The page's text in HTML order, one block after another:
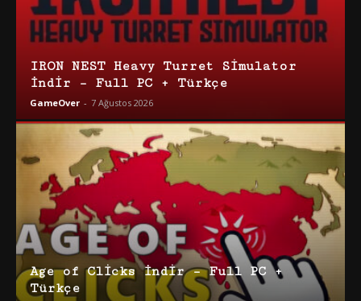
IRON NEST Heavy Turret Simulator
İndir – Full PC + Türkçe
GameOver - 7 Ağustos 2026
Age of Clicks İndir – Full PC +
Türkçe